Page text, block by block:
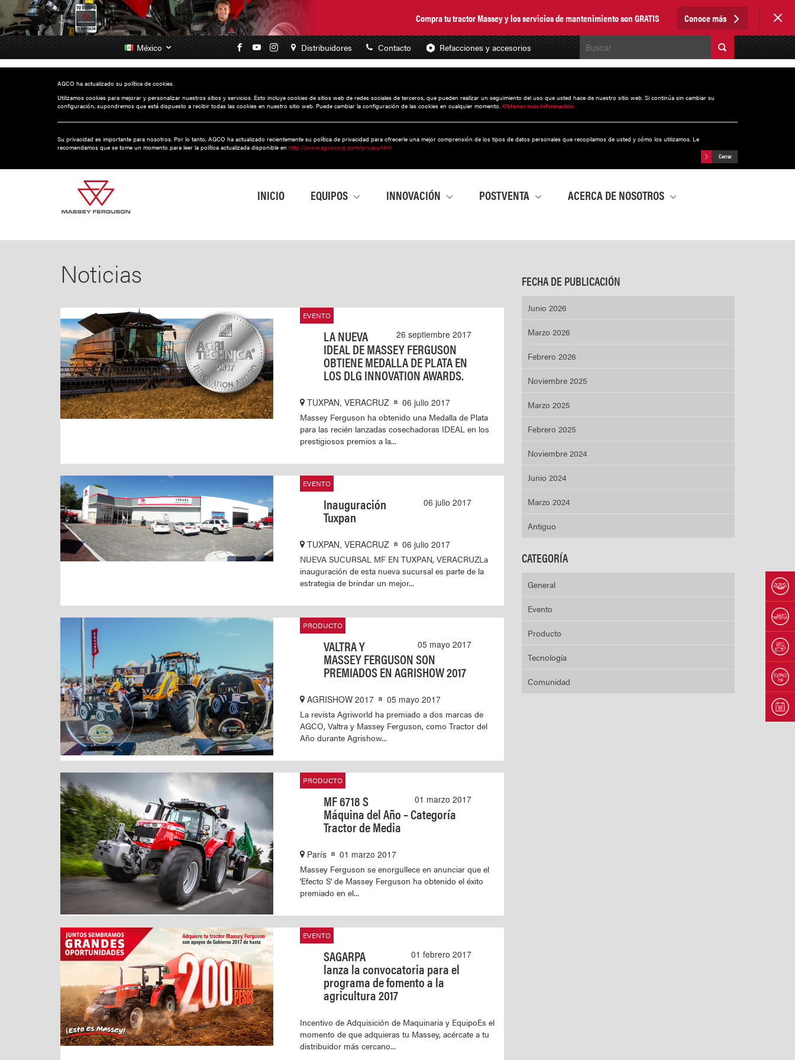
Compra tu tractor Massey y los servicios de mantenimiento son GRATIS Conoce más
México Distribuidores Contacto Refacciones y accesorios
AGCO ha actualizado su política de cookies.
Utilizamos cookies para mejorar y personalizar nuestros sitios y servicios. Esto incluye cookies de sitios web de redes sociales de terceros, que pueden realizar un seguimiento del uso que usted hace de nuestro sitio web. Si continúa sin cambiar su
configuración, supondremos que está dispuesto a recibir todas las cookies en nuestro sitio web. Puede cambiar la configuración de las cookies en cualquier momento. Obtener más información
Su privacidad es importante para nosotros. Por lo tanto, AGCO ha actualizado recientemente su política de privacidad para ofrecerle una mejor comprensión de los tipos de datos personales que recopilamos de usted y cómo los utilizamos. Le
recomendamos que se tome un momento para leer la política actualizada disponible en http://www.agcocorp.com/privacy.html
Cerrar
INICIO EQUIPOS INNOVACIÓN POSTVENTA ACERCA DE NOSOTROS
Noticias
EVENTO
26 septiembre 2017
LA NUEVA
IDEAL DE MASSEY FERGUSON
OBTIENE MEDALLA DE PLATA EN
LOS DLG INNOVATION AWARDS.
TUXPAN, VERACRUZ
06 julio 2017
Massey Ferguson ha obtenido una Medalla de Plata
para las recién lanzadas cosechadoras IDEAL en los
prestigiosos premios a la...
EVENTO
06 julio 2017
Inauguración
Tuxpan
TUXPAN, VERACRUZ
06 julio 2017
NUEVA SUCURSAL MF EN TUXPAN, VERACRUZLa
inauguración de esta nueva sucursal es parte de la
estrategia de brindar un mejor...
PRODUCTO
05 mayo 2017
VALTRA Y
MASSEY FERGUSON SON
PREMIADOS EN AGRISHOW 2017
AGRISHOW 2017
05 mayo 2017
La revista Agriworld ha premiado a dos marcas de
AGCO, Valtra y Massey Ferguson, como Tractor del
Año durante Agrishow...
PRODUCTO
01 marzo 2017
MF 6718 S
Máquina del Año – Categoría
Tractor de Media
París
01 marzo 2017
Massey Ferguson se enorgullece en anunciar que el
'Efecto S' de Massey Ferguson ha obtenido el éxito
premiado en el...
EVENTO
01 febrero 2017
SAGARPA
lanza la convocatoria para el
programa de fomento a la
agricultura 2017
Incentivo de Adquisición de Maquinaria y EquipoEs el
momento de que adquieras tu Massey, acércate a tu
distribuidor más cercano...
FECHA DE PUBLICACIÓN
Junio 2026
Marzo 2026
Febrero 2026
Noviembre 2025
Marzo 2025
Febrero 2025
Noviembre 2024
Junio 2024
Marzo 2024
Antiguo
CATEGORÍA
General
Evento
Producto
Tecnología
Comunidad